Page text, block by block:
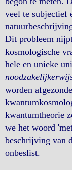
veel te subjectief
Dit probleem
kosmologische
hele en unieke
worden
kwantumtheorie
we het woord
beschrijving van
onbeslist.